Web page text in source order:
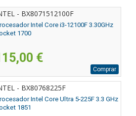
- BX8071512100F
Intel Core i3-12100F 3.30GHz
1700
€
Comprar
- BX80768225F
Intel Core Ultra 5-225F 3.3 GHz
1851